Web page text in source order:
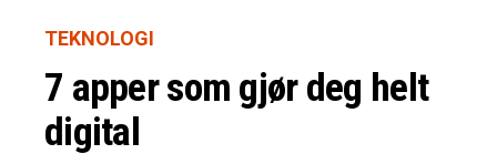
TEKNOLOGI
7 apper som gjør deg helt
digital